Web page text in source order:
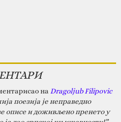
на Dragoljub Filipovic
поезија је неправедно
описе и доживљено пренето у